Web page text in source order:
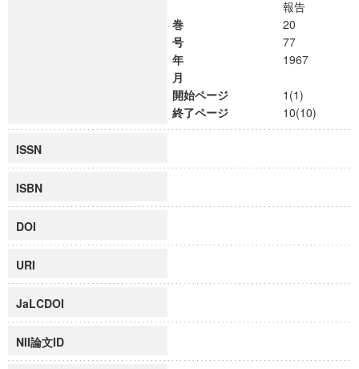
報告
巻
20
号
77
年
1967
月
開始ページ
1(1)
終了ページ
10(10)
ISSN
ISBN
DOI
URI
JaLCDOI
NII論文ID